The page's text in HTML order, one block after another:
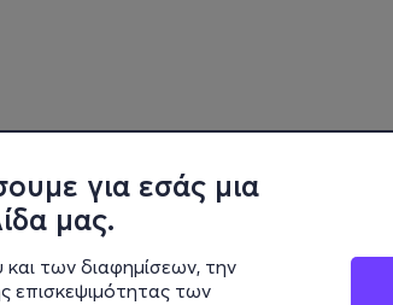
για εσάς μια
μας.
των διαφημίσεων, την
επισκεψιμότητας των